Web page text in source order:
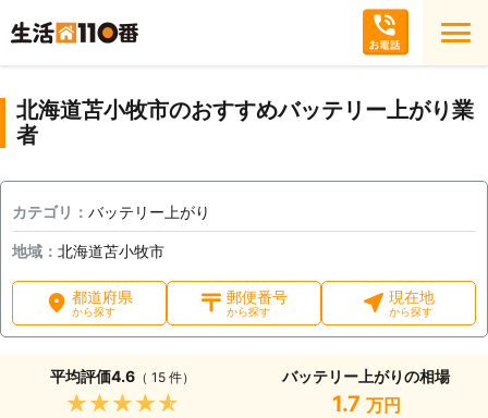
北海道苫小牧市のおすすめバッテリー上がり業
者
カテゴリ： バッテリー上がり
地域： 北海道苫小牧市
都道府県
から探す
郵便番号
から探す
現在地
から探す
平均評価4.6（ 15 件）
★★★★★
バッテリー上がりの相場
1.7 万円